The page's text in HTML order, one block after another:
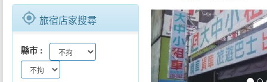
gps_fixed 旅宿店家搜尋
縣市 keyboard_arrow_left